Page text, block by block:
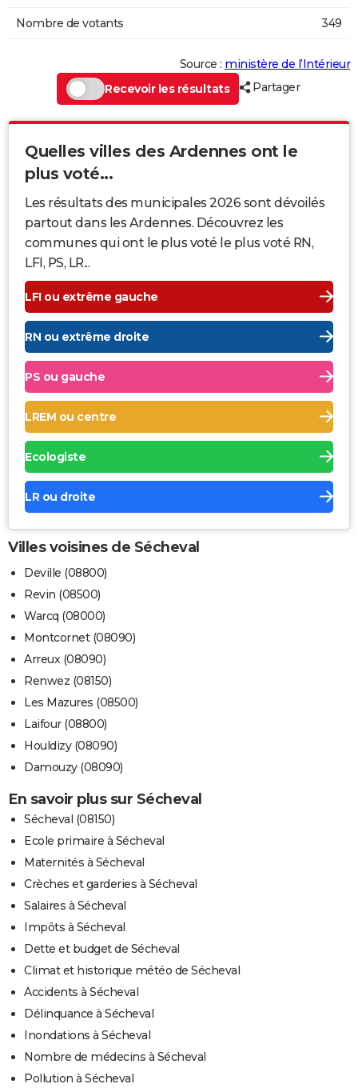
Nombre de votants 349
Source : ministère de l’Intérieur
Recevoir les résultats
Partager
Quelles villes des Ardennes ont le
plus voté...
Les résultats des municipales 2026 sont dévoilés
partout dans les Ardennes. Découvrez les
communes qui ont le plus voté le plus voté RN,
LFI, PS, LR...
LFI ou extrême gauche
RN ou extrême droite
PS ou gauche
LREM ou centre
Ecologiste
LR ou droite
Villes voisines de Sécheval
Deville (08800)
Revin (08500)
Warcq (08000)
Montcornet (08090)
Arreux (08090)
Renwez (08150)
Les Mazures (08500)
Laifour (08800)
Houldizy (08090)
Damouzy (08090)
En savoir plus sur Sécheval
Sécheval (08150)
Ecole primaire à Sécheval
Maternités à Sécheval
Crèches et garderies à Sécheval
Salaires à Sécheval
Impôts à Sécheval
Dette et budget de Sécheval
Climat et historique météo de Sécheval
Accidents à Sécheval
Délinquance à Sécheval
Inondations à Sécheval
Nombre de médecins à Sécheval
Pollution à Sécheval